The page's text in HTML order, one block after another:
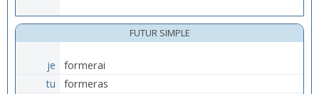
FUTUR SIMPLE
je
formerai
tu
formeras